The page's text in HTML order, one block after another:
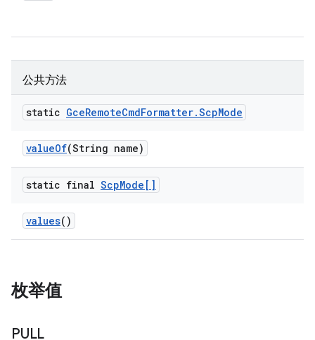
公共方法
static GceRemoteCmdFormatter.ScpMode
valueOf(String name)
static final ScpMode[]
values()
枚举值
PULL